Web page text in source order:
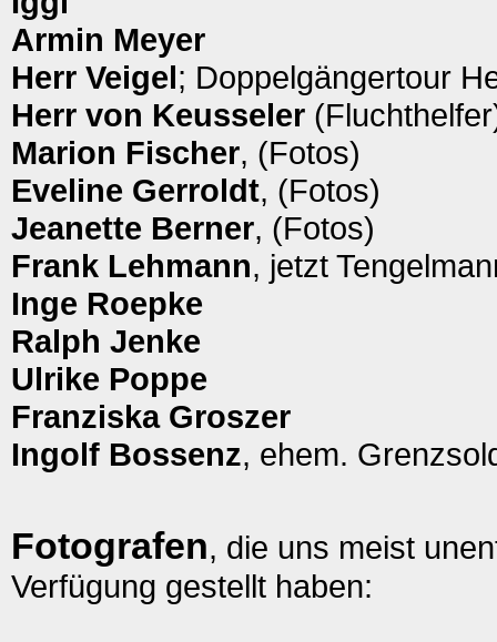
Armin Meyer
Herr Veigel; Doppelgängertour
Herr von Keusseler
Marion Fischer, (Fotos)
Eveline Gerroldt, (Fotos)
Jeanette Berner, (Fotos)
Frank Lehmann, jetzt
Inge Roepke
Ralph Jenke
Ulrike Poppe
Franziska Groszer
Ingolf Bossenz, ehem.
Fotografen, die uns meist
Verfügung gestellt haben: